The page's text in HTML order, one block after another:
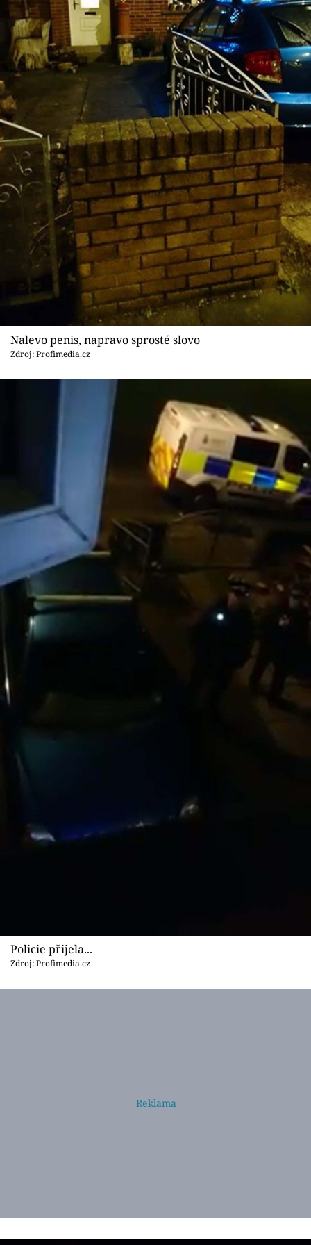
Videa
Sledujte prima+
Přihlášení
Sledujte nás
Nalevo penis, napravo sprosté slovo
Zdroj: Profimedia.cz
Policie přijela...
Zdroj: Profimedia.cz